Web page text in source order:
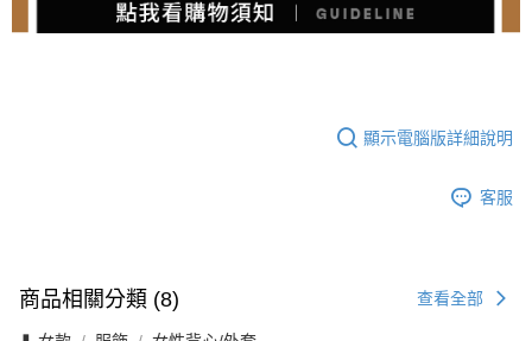
顯示電腦版詳細說明
客服
商品相關分類 (8) 查看全部